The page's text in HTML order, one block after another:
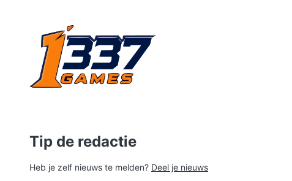
Tip de redactie
Heb je zelf nieuws te melden? Deel je nieuws